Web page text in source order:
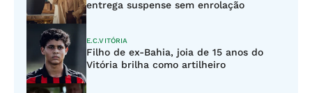
entrega suspense sem enrolação
E.C.VITÓRIA
Filho de ex-Bahia, joia de 15 anos do
Vitória brilha como artilheiro